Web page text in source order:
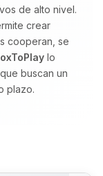
de alto nivel.
crear
cooperan, se
lo
buscan un
plazo.